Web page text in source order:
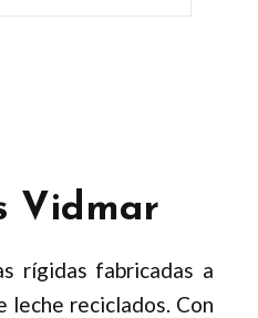
Vidmar
rígidas fabricadas a
reciclados. Con